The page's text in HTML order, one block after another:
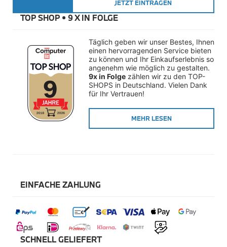
MINI 5-Türer Zubehör
Interieur
Navigation Update
Kommunikation & Information
Winterkompletträder
Sommerkompletträder
Räderzubehör
Felgen
Reifen
Sicherheit
Kommunikation & Information
Räderzubehör
Felgen
Reifen
Sicherheit
JETZT EINTRAGEN
TOP SHOP • 9 X IN FOLGE
Täglich geben wir unser Bestes, Ihnen
einen hervorragenden Service bieten
zu können und Ihr Einkaufserlebnis so
9x in Folge zählen wir zu den TOP-
SHOPS in Deutschland. Vielen Dank
für Ihr Vertrauen!
MEHR LESEN
EINFACHE ZAHLUNG
SCHNELL GELIEFERT